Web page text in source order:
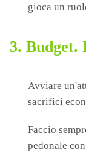
gioca un
3. Budget.
Avviare
sacrifici
Faccio
pedonale